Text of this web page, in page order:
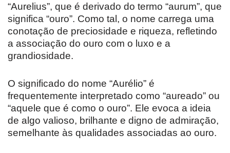
“Aurelius”, que é derivado do termo “aurum”, que
significa “ouro”. Como tal, o nome carrega uma
conotação de preciosidade e riqueza, refletindo
a associação do ouro com o luxo e a
grandiosidade.
O significado do nome “Aurélio” é
frequentemente interpretado como “aureado” ou
“aquele que é como o ouro”. Ele evoca a ideia
de algo valioso, brilhante e digno de admiração,
semelhante às qualidades associadas ao ouro.